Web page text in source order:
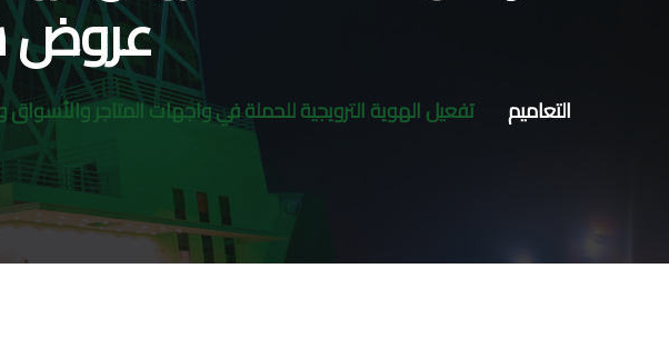
عروض
التعاميم تفعيل الهوية الترويجية للحملة في واجهات المتاجر